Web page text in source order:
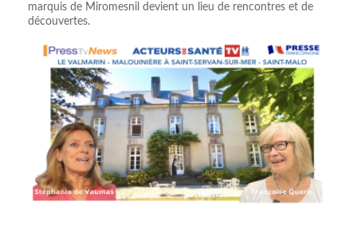
marquis de Miromesnil devient un lieu de rencontres et de
découvertes.